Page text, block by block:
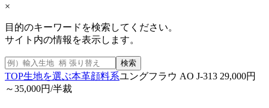
×
目的のキーワードを検索してください。
サイト内の情報を表示します。
検索
TOP生地を選ぶ本革顔料系ユングフラウ AO J-313 29,000円
～35,000円/半裁